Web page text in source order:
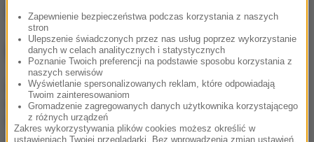
Źródło: PAP
NAJWAŻNIEJSZE FAKTY
GKS Katowice w
nieciekawej sytuacji przed
Zapewnienie bezpieczeństwa podczas korzystania z naszych
stron
Ulepszenie świadczonych przez nas usług poprzez wykorzystanie
danych w celach analitycznych i statystycznych
Poznanie Twoich preferencji na podstawie sposobu korzystania z
naszych serwisów
Wyświetlanie spersonalizowanych reklam, które odpowiadają
Twoim zainteresowaniom
Gromadzenie zagregowanych danych użytkownika korzystającego
z różnych urządzeń
Zakres wykorzystywania plików cookies możesz określić w
ustawieniach Twojej przeglądarki. Bez wprowadzenia zmian ustawień,